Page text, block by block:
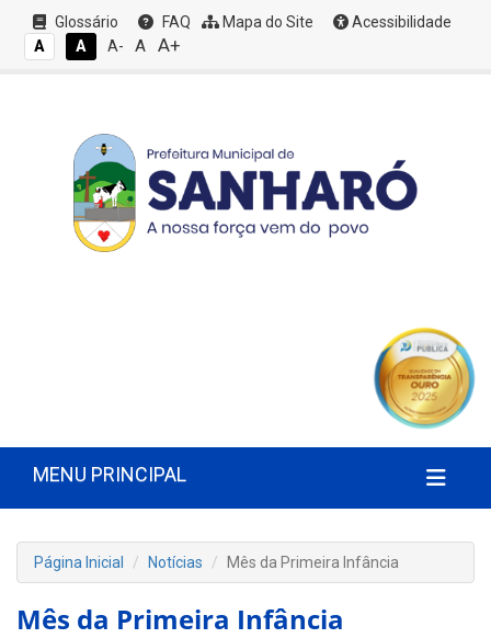
Glossário FAQ Mapa do Site
Acessibilidade
A
A A- A A+
MENU PRINCIPAL
Página Inicial Notícias Mês da Primeira Infância
Mês da Primeira Infância